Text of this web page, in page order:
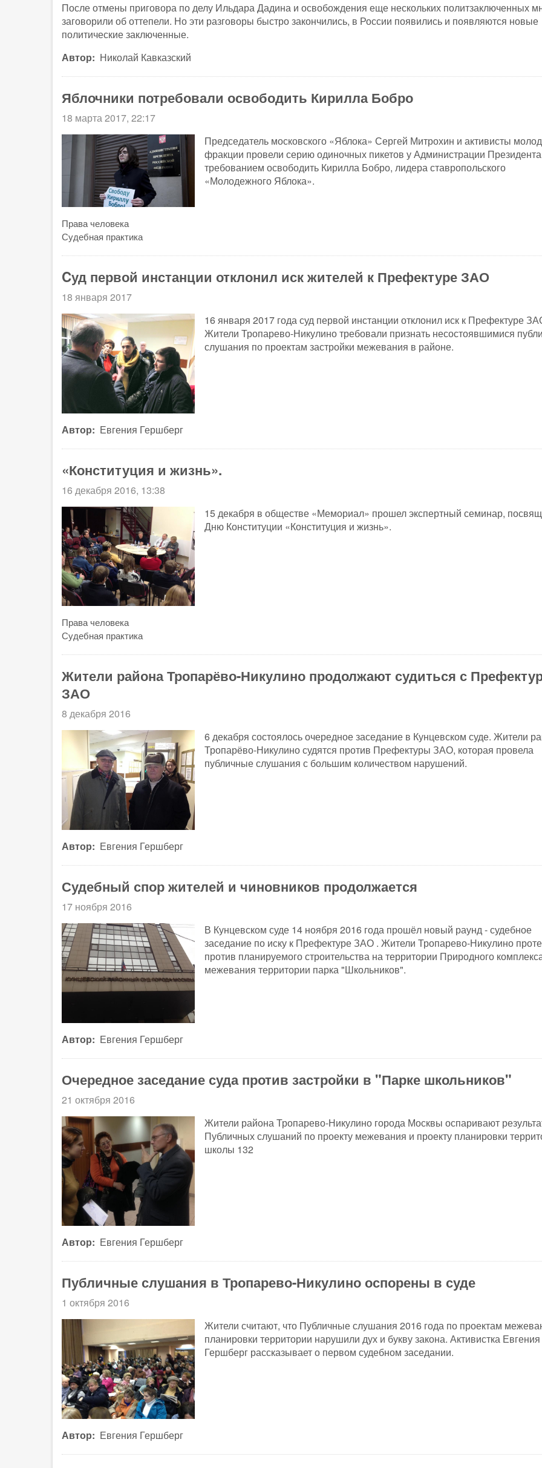
После отмены приговора по делу Ильдара Дадина и освобождения еще нескольких политзаключенных
заговорили об оттепели. Но эти разговоры быстро закончились, в России появились и появляются новые
политические заключенные.
Автор
Николай Кавказский
Яблочники потребовали освободить Кирилла Бобро
18 марта 2017, 22:17
Председатель московского «Яблока» Сергей Митрохин и активисты
фракции провели серию одиночных пикетов у Администрации
требованием освободить Кирилла Бобро, лидера ставропольского
«Молодежного Яблока».
Права человека
Судебная практика
Cуд первой инстанции отклонил иск жителей к Префектуре ЗАО
18 января 2017
16 января 2017 года суд первой инстанции отклонил иск к Префектуре
Жители Тропарево-Никулино требовали признать несостоявшимися
слушания по проектам застройки межевания в районе.
Автор Евгения Гершберг
«Конституция и жизнь».
16 декабря 2016, 13:38
15 декабря в обществе «Мемориал» прошел экспертный семинар,
Дню Конституции «Конституция и жизнь».
Права человека
Судебная практика
Жители района Тропарёво-Никулино продолжают судиться с
ЗАО
8 декабря 2016
6 декабря состоялось очередное заседание в Кунцевском суде. Жители
Тропарёво-Никулино судятся против Префектуры ЗАО, которая провела
публичные слушания с большим количеством нарушений.
Автор Евгения Гершберг
Судебный спор жителей и чиновников продолжается
17 ноября 2016
В Кунцевском суде 14 ноября 2016 года прошёл новый раунд - судебное
заседание по иску к Префектуре ЗАО . Жители Тропарево-Никулино
против планируемого строительства на территории Природного
межевания территории парка "Школьников".
Автор Евгения Гершберг
Очередное заседание суда против застройки в "Парке школьников"
21 октября 2016
Жители района Тропарево-Никулино города Москвы оспаривают
Публичных слушаний по проекту межевания и проекту планировки
школы 132
Автор Евгения Гершберг
Публичные слушания в Тропарево-Никулино оспорены в суде
1 октября 2016
Жители считают, что Публичные слушания 2016 года по проектам
планировки территории нарушили дух и букву закона. Активистка Евгения
Гершберг рассказывает о первом судебном заседании.
Автор Евгения Гершберг